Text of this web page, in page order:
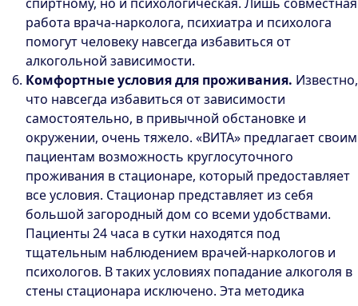
работа врача-нарколога, психиатра и психолога
помогут человеку навсегда избавиться от
алкогольной зависимости.
Комфортные условия для проживания. Известно,
что навсегда избавиться от зависимости
самостоятельно, в привычной обстановке и
окружении, очень тяжело. «ВИТА» предлагает своим
пациентам возможность круглосуточного
проживания в стационаре, который предоставляет
все условия. Стационар представляет из себя
большой загородный дом со всеми удобствами.
Пациенты 24 часа в сутки находятся под
тщательным наблюдением врачей-наркологов и
психологов. В таких условиях попадание алкоголя в
стены стационара исключено. Эта методика